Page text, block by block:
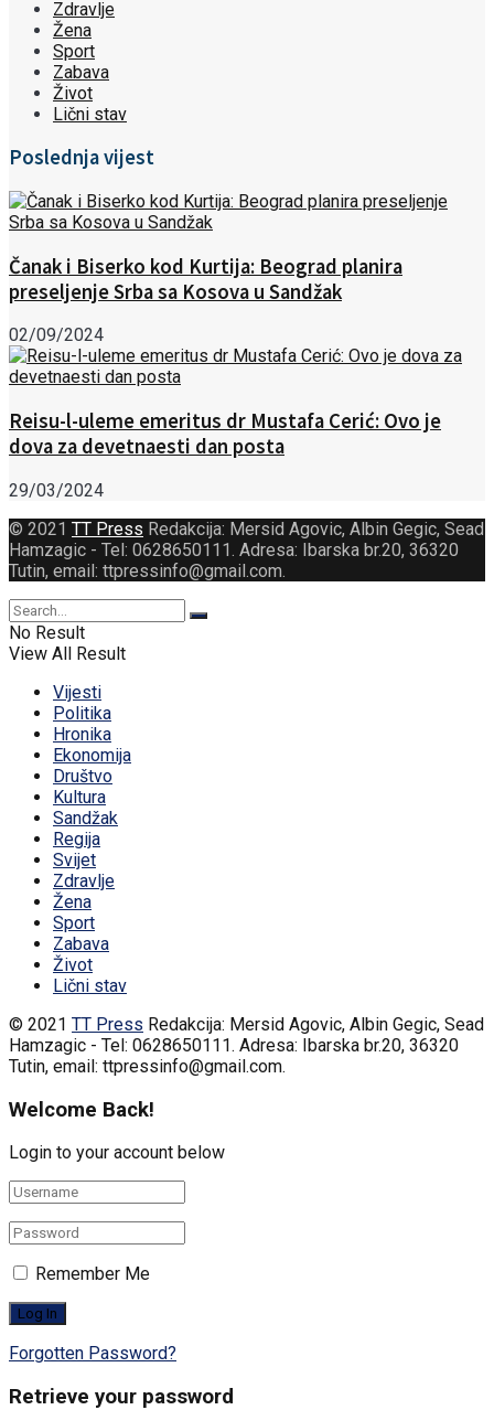
Zdravlje
Žena
Sport
Zabava
Život
Lični stav
Poslednja vijest
Čanak i Biserko kod Kurtija: Beograd planira
preseljenje Srba sa Kosova u Sandžak
02/09/2024
Reisu-l-uleme emeritus dr Mustafa Cerić: Ovo je
dova za devetnaesti dan posta
29/03/2024
© 2021 TT Press Redakcija: Mersid Agovic, Albin Gegic, Sead
Hamzagic - Tel: 0628650111. Adresa: Ibarska br.20, 36320
Tutin, email: ttpressinfo@gmail.com.
No Result
View All Result
Vijesti
Politika
Hronika
Ekonomija
Društvo
Kultura
Sandžak
Regija
Svijet
Zdravlje
Žena
Sport
Zabava
Život
Lični stav
© 2021 TT Press Redakcija: Mersid Agovic, Albin Gegic, Sead
Hamzagic - Tel: 0628650111. Adresa: Ibarska br.20, 36320
Tutin, email: ttpressinfo@gmail.com.
Welcome Back!
Login to your account below
Remember Me
Forgotten Password?
Retrieve your password